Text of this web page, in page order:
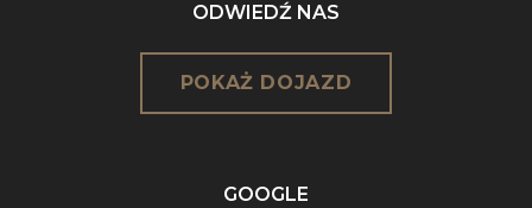
ODWIEDŹ NAS
POKAŻ DOJAZD
GOOGLE